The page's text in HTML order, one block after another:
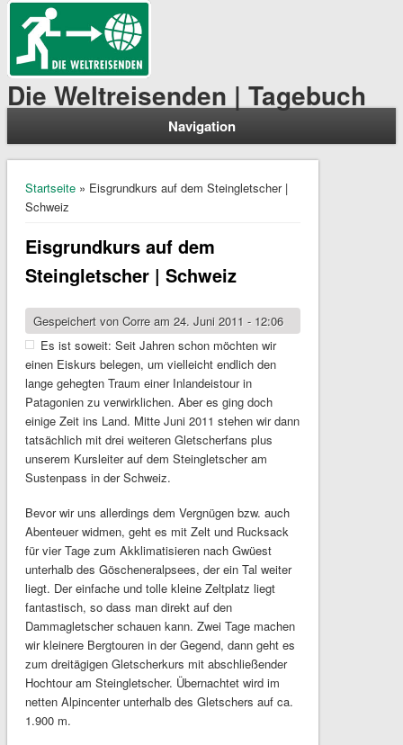
Die Weltreisenden | Tagebuch
Navigation
Sie sind hier
Startseite» Eisgrundkurs auf dem Steingletscher |
Schweiz
Eisgrundkurs auf dem
Steingletscher | Schweiz
Gespeichert von Corream 24. Juni 2011 - 12:06
Es ist soweit: Seit Jahren schon möchten wir
einen Eiskurs belegen, um vielleicht endlich den
lange gehegten Traum einer Inlandeistour in
Patagonien zu verwirklichen. Aber es ging doch
einige Zeit ins Land. Mitte Juni 2011 stehen wir dann
tatsächlich mit drei weiteren Gletscherfans plus
unserem Kursleiter auf dem Steingletscher am
Sustenpass in der Schweiz.
Bevor wir uns allerdings dem Vergnügen bzw. auch
Abenteuer widmen, geht es mit Zelt und Rucksack
für vier Tage zum Akklimatisieren nach Gwüest
unterhalb des Göscheneralpsees, der ein Tal weiter
liegt. Der einfache und tolle kleine Zeltplatz liegt
fantastisch, so dass man direkt auf den
Dammagletscher schauen kann. Zwei Tage machen
wir kleinere Bergtouren in der Gegend, dann geht es
zum dreitägigen Gletscherkurs mit abschließender
Hochtour am Steingletscher. Übernachtet wird im
netten Alpincenter unterhalb des Gletschers auf ca.
1.900 m.